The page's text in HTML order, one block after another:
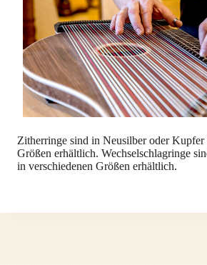
Zitherringe sind in Neusilber oder Kupfer
Größen erhältlich. Wechselschlagringe
in verschiedenen Größen erhältlich.